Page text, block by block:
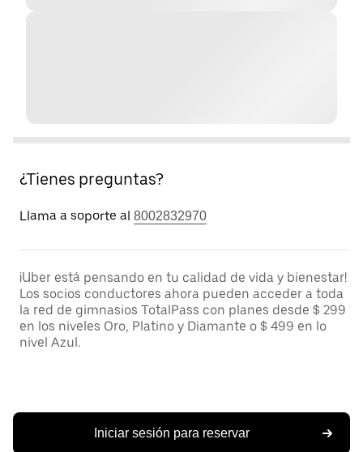
¿Tienes preguntas?
Llama a soporte al 8002832970
¡Uber está pensando en tu calidad de vida y bienestar!
Los socios conductores ahora pueden acceder a toda
la red de gimnasios TotalPass con planes desde $ 299
en los niveles Oro, Platino y Diamante o $ 499 en lo
nivel Azul.
Iniciar sesión para reservar